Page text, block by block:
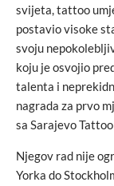
svijeta, tattoo
postavio visoke
svoju
koju je osvojio
talenta i
nagrada za prvo
sa Sarajevo
Njegov rad nije
Yorka do